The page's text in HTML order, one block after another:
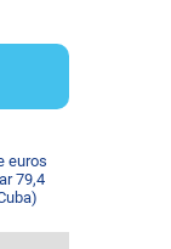
euros
79,4